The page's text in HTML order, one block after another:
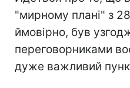
"мирному плані" з
ймовірно, був
переговорниками
дуже важливий